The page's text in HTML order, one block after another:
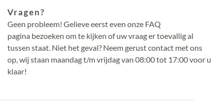
Vragen?
Geen probleem! Gelieve eerst even onze FAQ
pagina bezoeken om te kijken of uw vraag er toevallig al
tussen staat. Niet het geval? Neem gerust contact met ons
op, wij staan maandag t/m vrijdag van 08:00 tot 17:00 voor u
klaar!